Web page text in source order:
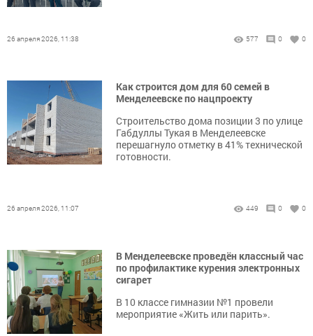
26 апреля 2026, 11:38 577 0 0
Как строится дом для 60 семей в
Менделеевске по нацпроекту
Строительство дома позиции 3 по улице
Габдуллы Тукая в Менделеевске
перешагнуло отметку в 41% технической
готовности.
26 апреля 2026, 11:07 449 0 0
В Менделеевске проведён классный час
по профилактике курения электронных
сигарет
В 10 классе гимназии №1 провели
мероприятие «Жить или парить».